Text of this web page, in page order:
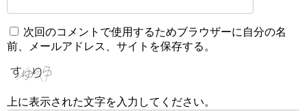
次回のコメントで使用するためブラウザーに自分の名
前、メールアドレス、サイトを保存する。
上に表示された文字を入力してください。